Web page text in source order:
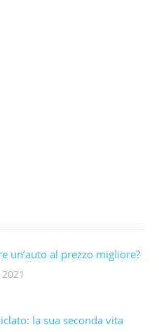
un’auto al prezzo migliore?
la sua seconda vita​